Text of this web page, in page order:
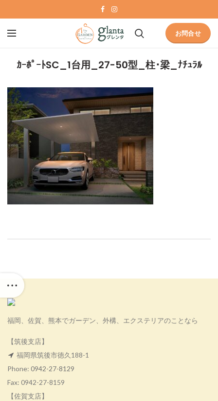
お問合せ
ｶｰﾎﾟｰﾄSC_1台用_27-50型_柱･梁_ﾅﾁｭﾗﾙ
福岡、佐賀、熊本でガーデン、外構、エクステリアのことなら
【筑後支店】
福岡県筑後市徳久188-1
Phone: 0942-27-8129
Fax: 0942-27-8159
【佐賀支店】